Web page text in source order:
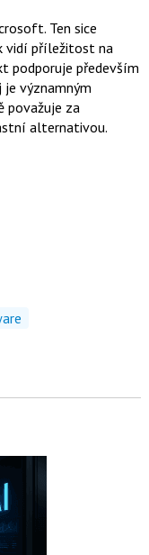
Ten sice
vidí příležitost na
podporuje především
významným
považuje za
alternativou.